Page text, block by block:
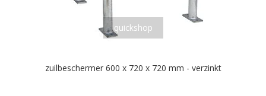
quickshop
zuilbeschermer 600 x 720 x 720 mm - verzinkt